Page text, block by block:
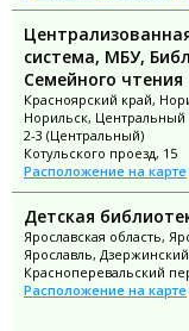
система, МБУ,
Семейного чтения
Красноярский край,
Норильск,
2-3 (Центральный)
Котульского проезд, 15
Расположение на карте
Детская
Ярославская область,
Ярославль,
Красноперевальский
Расположение на карте